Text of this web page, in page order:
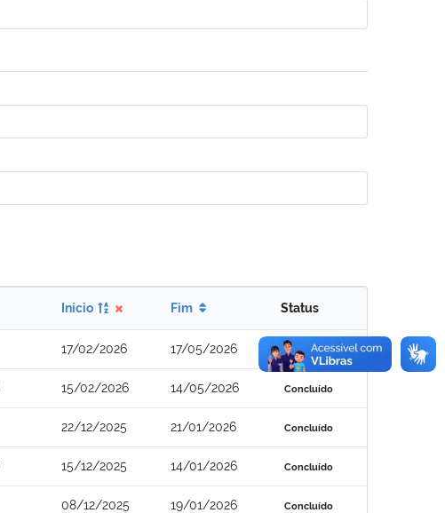
Início Fim Status
17/02/2026 17/05/2026 Concluído
15/02/2026 14/05/2026 Concluído
22/12/2025 21/01/2026 Concluído
15/12/2025 14/01/2026 Concluído
08/12/2025 19/01/2026 Concluído